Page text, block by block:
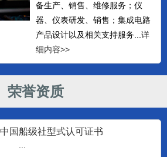
备生产、销售、维修服务；仪
器、仪表研发、销售；集成电路
产品设计以及相关支持服务...详
细内容>>
荣誉资质
中国船级社型式认可证书
...
监控仪器